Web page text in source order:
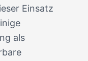
Einsatz
als